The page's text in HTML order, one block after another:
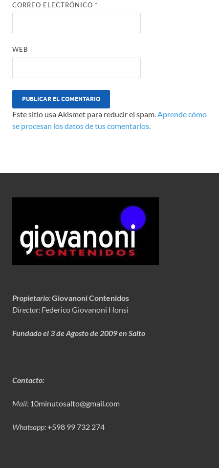
CORREO ELECTRÓNICO*
WEB
Este sitio usa Akismet para reducir el spam. Aprende cómo
se procesan los datos de tus comentarios.
Propietario:Giovanoni Contenidos
Director: Federico Giovanoni Honsi
Fundado el 3 de Agosto de 2009 en Salto
Contacto:
Mail: 10minutosalto@gmail.com
Whatsapp:+598 99 732 274